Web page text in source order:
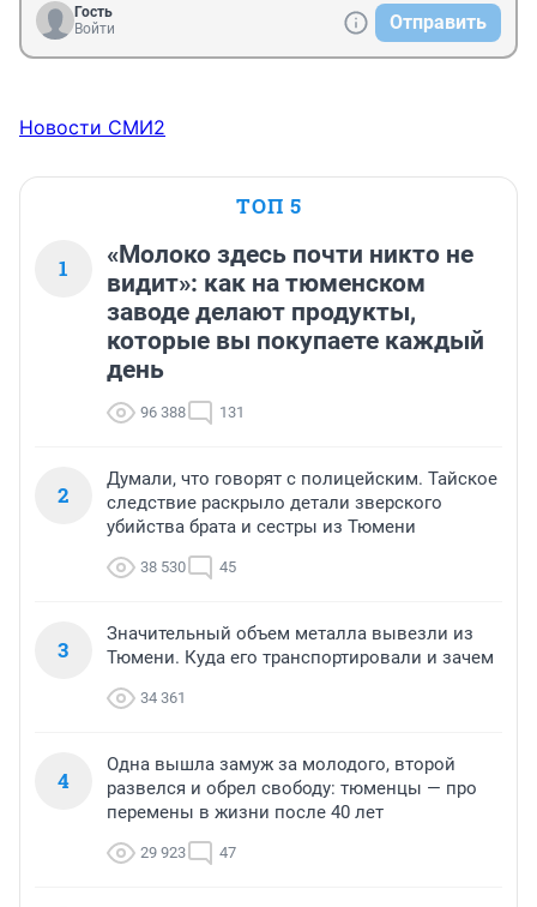
Гость
Войти
Отправить
Новости СМИ2
ТОП 5
1
«Молоко здесь почти никто не
видит»: как на тюменском
заводе делают продукты,
которые вы покупаете каждый
день
96 388 131
2
Думали, что говорят с полицейским. Тайское
следствие раскрыло детали зверского
убийства брата и сестры из Тюмени
38 530 45
3
Значительный объем металла вывезли из
Тюмени. Куда его транспортировали и зачем
34 361
4
Одна вышла замуж за молодого, второй
развелся и обрел свободу: тюменцы — про
перемены в жизни после 40 лет
29 923 47